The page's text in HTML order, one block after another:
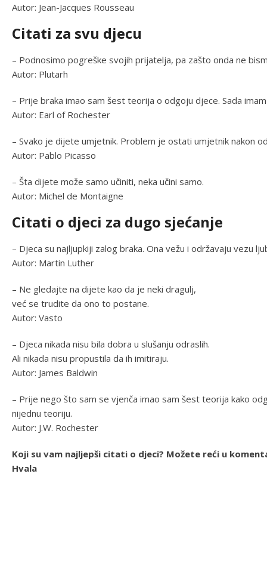
Autor: Jean-Jacques Rousseau
Citati za svu djecu
– Podnosimo pogreške svojih prijatelja, pa zašto onda ne
Autor: Plutarh
– Prije braka imao sam šest teorija o odgoju djece. Sada
Autor: Earl of Rochester
– Svako je dijete umjetnik. Problem je ostati umjetnik nakon
Autor: Pablo Picasso
– Šta dijete može samo učiniti, neka učini samo.
Autor: Michel de Montaigne
Citati o djeci za dugo sjećanje
– Djeca su najljupkiji zalog braka. Ona vežu i održavaju vezu
Autor: Martin Luther
– Ne gledajte na dijete kao da je neki dragulj,
već se trudite da ono to postane.
Autor: Vasto
– Djeca nikada nisu bila dobra u slušanju odraslih.
Ali nikada nisu propustila da ih imitiraju.
Autor: James Baldwin
– Prije nego što sam se vjenča imao sam šest teorija kako
nijednu teoriju.
Autor: J.W. Rochester
Koji su vam najljepši citati o djeci? Možete reći u
Hvala